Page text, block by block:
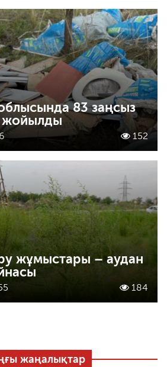
83 заңсыз
152
жұмыстары – аудан
184
жаңалықтар